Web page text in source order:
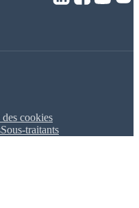
des cookies
Sous-traitants